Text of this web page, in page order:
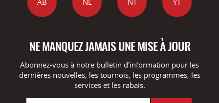
AB NL NT YT
NE MANQUEZ JAMAIS UNE MISE À JOUR
Abonnez-vous à notre bulletin d'information pour les
dernières nouvelles, les tournois, les programmes, les
services et les rabais.